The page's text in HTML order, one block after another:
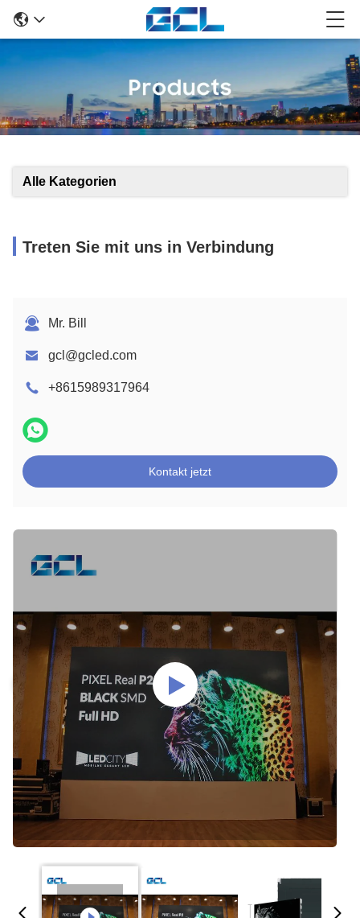
Alle Kategorien
Treten Sie mit uns in Verbindung
Mr. Bill
gcl@gcled.com
+8615989317964
Kontakt jetzt